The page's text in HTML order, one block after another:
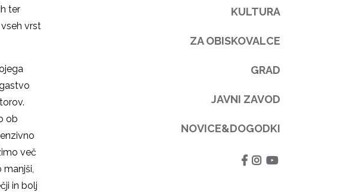
ter
vrst
ob
več
manjši,
in bolj
KULTURA
ZA OBISKOVALCE
GRAD
JAVNI ZAVOD
NOVICE&DOGODKI